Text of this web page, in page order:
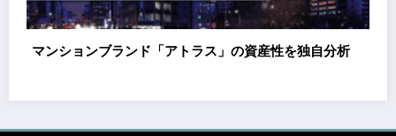
」の資産性を独自分析
が支えるブランド価値